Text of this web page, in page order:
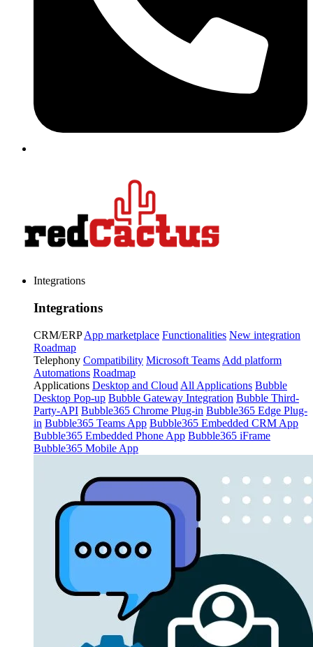
Integrations
Integrations
CRM/ERP App marketplace Functionalities New integration
Roadmap
Telephony Compatibility Microsoft Teams Add platform
Automations Roadmap
Applications Desktop and Cloud All Applications Bubble
Desktop Pop-up Bubble Gateway Integration Bubble Third-
Party-API Bubble365 Chrome Plug-in Bubble365 Edge Plug-
in Bubble365 Teams App Bubble365 Embedded CRM App
Bubble365 Embedded Phone App Bubble365 iFrame
Bubble365 Mobile App